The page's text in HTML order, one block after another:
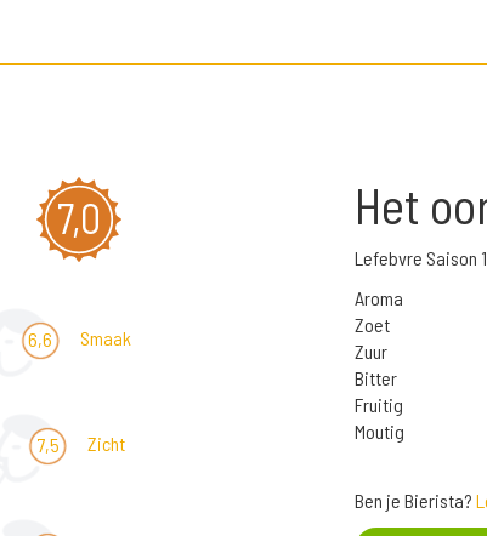
7,0
6,6 Smaak
7,5 Zicht
Het
Lefebvre Saison
Aroma
Zoet
Zuur
Bitter
Fruitig
Moutig
Ben je Bierista?